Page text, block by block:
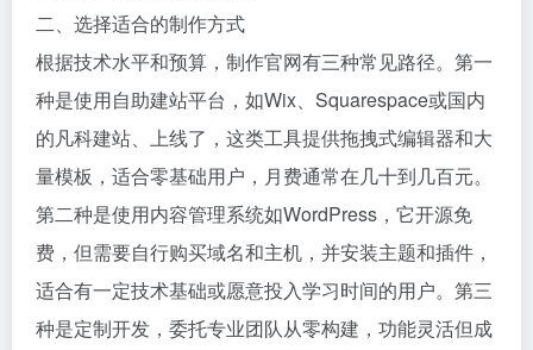
二、选择适合的制作方式
根据技术水平和预算，制作官网有三种常见路径。第一
种是使用自助建站平台，如Wix、Squarespace或国内
的凡科建站、上线了，这类工具提供拖拽式编辑器和大
量模板，适合零基础用户，月费通常在几十到几百元。
第二种是使用内容管理系统如WordPress，它开源免
费，但需要自行购买域名和主机，并安装主题和插件，
适合有一定技术基础或愿意投入学习时间的用户。第三
种是定制开发，委托专业团队从零构建，功能灵活但成